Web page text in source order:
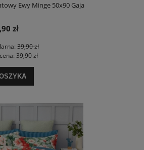
Ewy Minge 50x90 Gaja
zł
39,90 zł
39,90 zł